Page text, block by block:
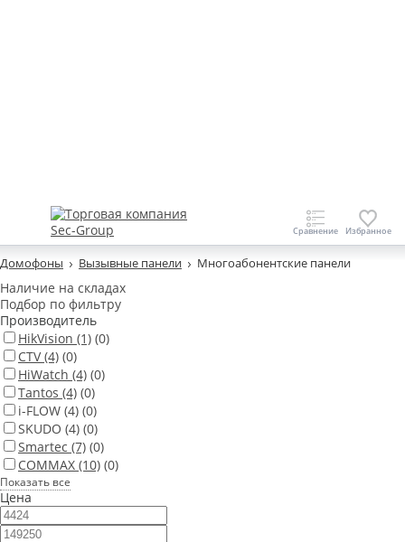
Домофоны Вызывные панели Многоабонентские панели
Наличие на складах
Подбор по фильтру
Производитель
HikVision (1) (0)
CTV (4) (0)
HiWatch (4) (0)
Tantos (4) (0)
i-FLOW (4) (0)
SKUDO (4) (0)
Smartec (7) (0)
COMMAX (10) (0)
Показать все
Цена